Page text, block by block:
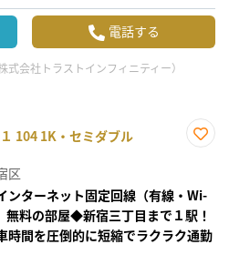
電話する
式会社トラストインフィニティー）
104 1K・セミダブル
録
区
ターネット固定回線（有線・Wi-
無料の部屋◆新宿三丁目まで１駅！
時間を圧倒的に短縮でラクラク通勤